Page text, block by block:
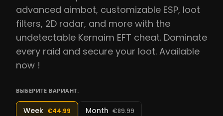
advanced aimbot, customizable ESP, loot
filters, 2D radar, and more with the
undetectable Kernaim EFT cheat. Dominate
every raid and secure your loot. Available
now !
ВЫБЕРИТЕ ВАРИАНТ:
Week €44.99 Month €89.99